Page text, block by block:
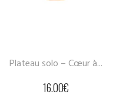
Plateau solo – Cœur à...
16.00€